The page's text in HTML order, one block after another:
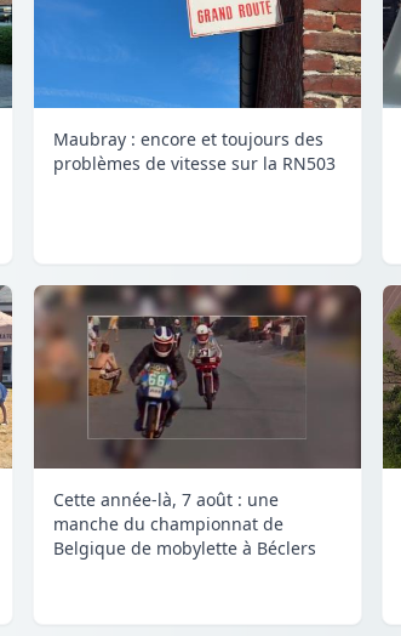
Maubray : encore et toujours des
problèmes de vitesse sur la RN503
Cette année-là, 7 août : une
manche du championnat de
Belgique de mobylette à Béclers